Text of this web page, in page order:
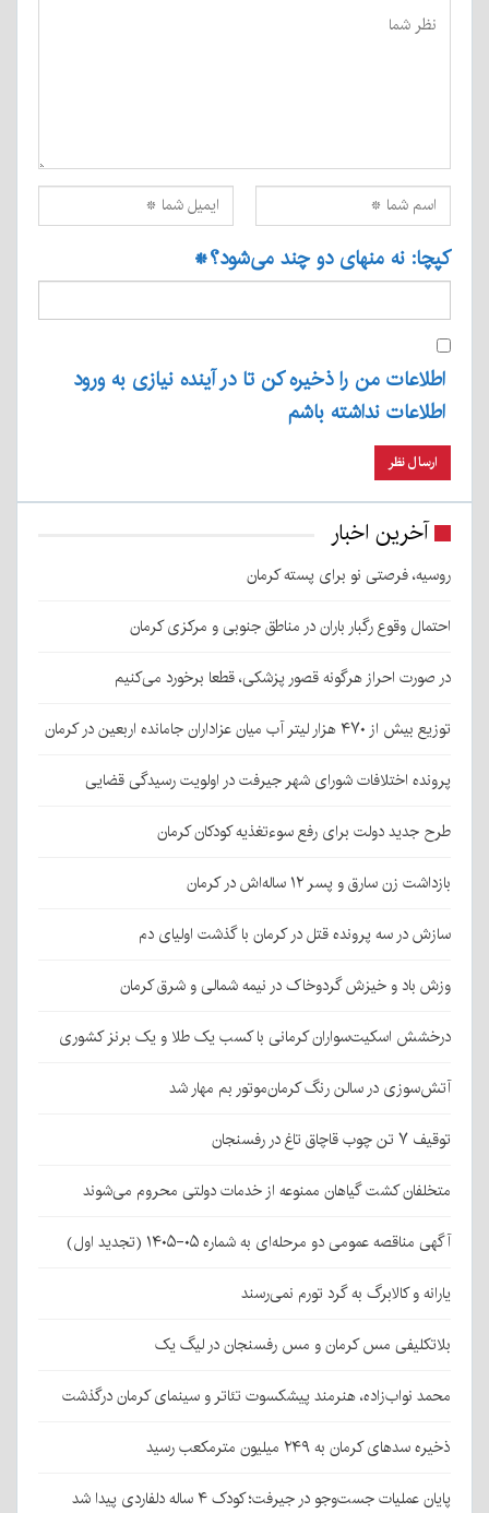
کپچا: نه منهای دو چند می‌شود؟*
اطلاعات من را ذخیره کن تا در آینده نیازی به ورود
اطلاعات نداشته باشم
آخرین اخبار
روسیه، فرصتی نو برای پسته کرمان
احتمال وقوع رگبار باران در مناطق جنوبی و مرکزی کرمان
در صورت احراز هرگونه قصور پزشکی، قطعا برخورد می‌کنیم
توزیع بیش از ۴۷۰ هزار لیتر آب میان عزاداران جامانده اربعین در کرمان
پرونده اختلافات شورای شهر جیرفت در اولویت رسیدگی قضایی
طرح جدید دولت برای رفع سوءتغذیه کودکان کرمان
بازداشت زن سارق و پسر ۱۲ ساله‌اش در کرمان
سازش در سه پرونده قتل در کرمان با گذشت اولیای دم
وزش باد و خیزش گردوخاک در نیمه شمالی و شرق کرمان
درخشش اسکیت‌سواران کرمانی با کسب یک طلا و یک برنز کشوری
آتش‌سوزی در سالن رنگ کرمان‌موتور بم مهار شد
توقیف ۷ تن چوب قاچاق تاغ در رفسنجان
متخلفان کشت گیاهان ممنوعه از خدمات دولتی محروم می‌شوند
آگهی مناقصه عمومی دو مرحله‌ای به شماره ۰۵-۱۴۰۵ (تجدید اول)
یارانه و کالابرگ به گرد تورم نمی‌رسند
بلاتکلیفی مس کرمان و مس رفسنجان در لیگ یک
محمد نواب‌زاده، هنرمند پیشکسوت تئاتر و سینمای کرمان درگذشت
ذخیره سدهای کرمان به ۲۴۹ میلیون مترمکعب رسید
پایان عملیات جست‌وجو در جیرفت؛ کودک ۴ ساله دلفاردی پیدا شد